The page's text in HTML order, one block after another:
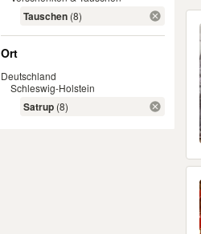
Tauschen (8)
Ort
Deutschland
Schleswig-Holstein
Satrup (8)